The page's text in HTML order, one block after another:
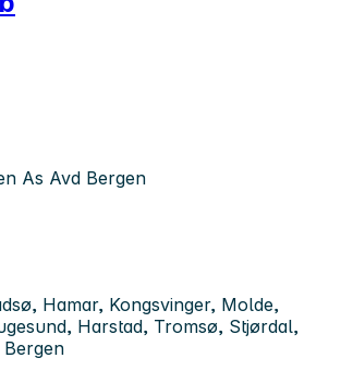
As Avd Bergen
Hamar, Kongsvinger, Molde,
Harstad, Tromsø, Stjørdal,